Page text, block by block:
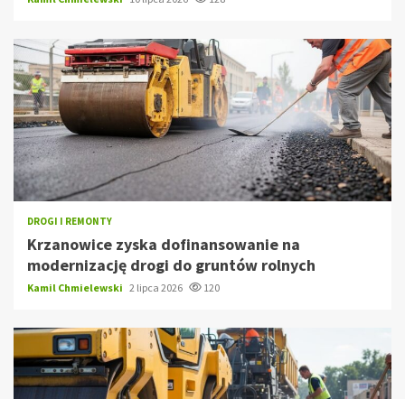
DROGI I REMONTY
Krzanowice zyska dofinansowanie na
modernizację drogi do gruntów rolnych
Kamil Chmielewski 2 lipca 2026 120